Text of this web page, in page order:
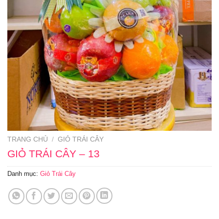
TRANG CHỦ / GIỎ TRÁI CÂY
GIỎ TRÁI CÂY – 13
Danh mục: Giỏ Trái Cây